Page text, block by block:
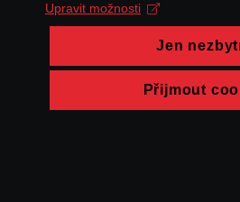
Upravit možnosti
Jen
Přijmout